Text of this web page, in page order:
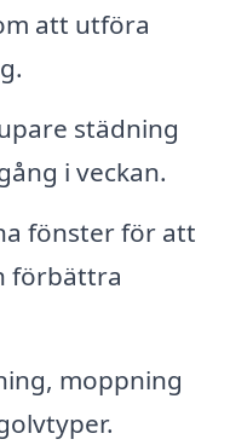
att utföra
städning
i veckan.
fönster för att
förbättra
moppning